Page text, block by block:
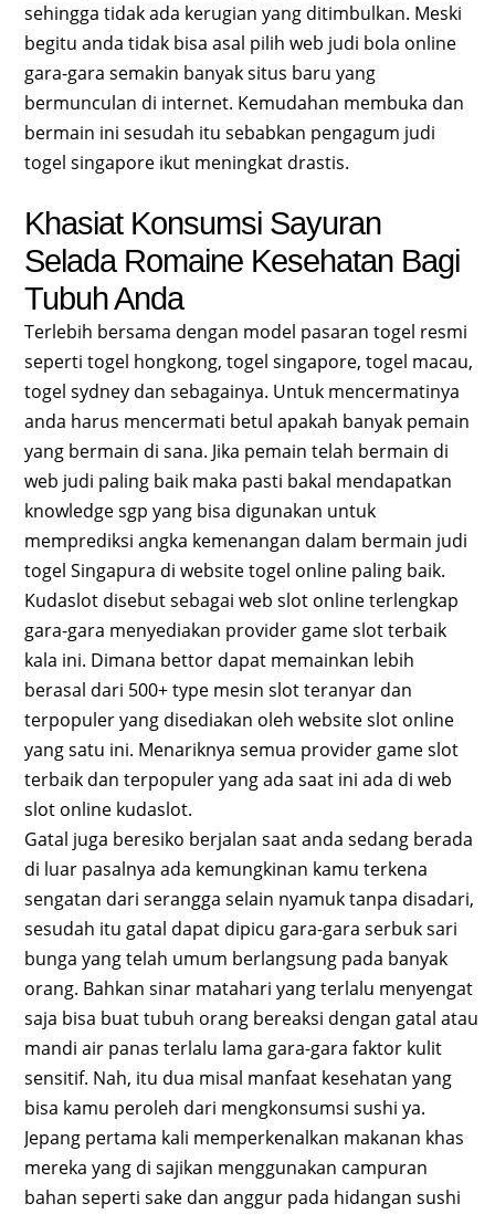
sehingga tidak ada kerugian yang ditimbulkan. Meski
begitu anda tidak bisa asal pilih web judi bola online
gara-gara semakin banyak situs baru yang
bermunculan di internet. Kemudahan membuka dan
bermain ini sesudah itu sebabkan pengagum judi
togel singapore ikut meningkat drastis.
Khasiat Konsumsi Sayuran
Selada Romaine Kesehatan Bagi
Tubuh Anda
Terlebih bersama dengan model pasaran togel resmi
seperti togel hongkong, togel singapore, togel macau,
togel sydney dan sebagainya. Untuk mencermatinya
anda harus mencermati betul apakah banyak pemain
yang bermain di sana. Jika pemain telah bermain di
web judi paling baik maka pasti bakal mendapatkan
knowledge sgp yang bisa digunakan untuk
memprediksi angka kemenangan dalam bermain judi
togel Singapura di website togel online paling baik.
Kudaslot disebut sebagai web slot online terlengkap
gara-gara menyediakan provider game slot terbaik
kala ini. Dimana bettor dapat memainkan lebih
berasal dari 500+ type mesin slot teranyar dan
terpopuler yang disediakan oleh website slot online
yang satu ini. Menariknya semua provider game slot
terbaik dan terpopuler yang ada saat ini ada di web
slot online kudaslot.
Gatal juga beresiko berjalan saat anda sedang berada
di luar pasalnya ada kemungkinan kamu terkena
sengatan dari serangga selain nyamuk tanpa disadari,
sesudah itu gatal dapat dipicu gara-gara serbuk sari
bunga yang telah umum berlangsung pada banyak
orang. Bahkan sinar matahari yang terlalu menyengat
saja bisa buat tubuh orang bereaksi dengan gatal atau
mandi air panas terlalu lama gara-gara faktor kulit
sensitif. Nah, itu dua misal manfaat kesehatan yang
bisa kamu peroleh dari mengkonsumsi sushi ya.
Jepang pertama kali memperkenalkan makanan khas
mereka yang di sajikan menggunakan campuran
bahan seperti sake dan anggur pada hidangan sushi